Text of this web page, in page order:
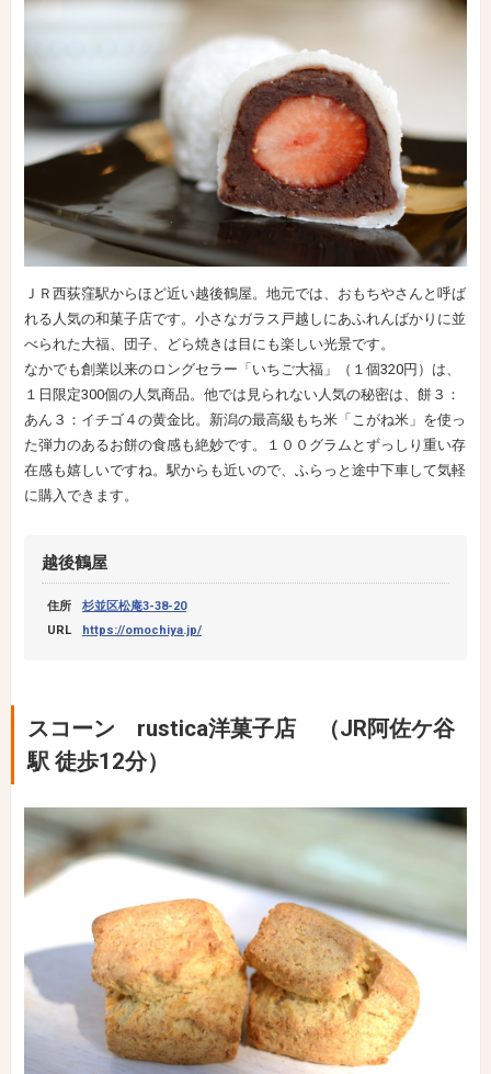
ＪＲ西荻窪駅からほど近い越後鶴屋。地元では、おもちやさんと呼ば
れる人気の和菓子店です。小さなガラス戸越しにあふれんばかりに並
べられた大福、団子、どら焼きは目にも楽しい光景です。
なかでも創業以来のロングセラー「いちご大福」（１個320円）は、
１日限定300個の人気商品。他では見られない人気の秘密は、餅３：
あん３：イチゴ４の黄金比。新潟の最高級もち米「こがね米」を使っ
た弾力のあるお餅の食感も絶妙です。１００グラムとずっしり重い存
在感も嬉しいですね。駅からも近いので、ふらっと途中下車して気軽
に購入できます。
越後鶴屋
住所
杉並区松庵3-38-20
URL
https://omochiya.jp/
スコーン rustica洋菓子店 （JR阿佐ケ谷
駅 徒歩12分）